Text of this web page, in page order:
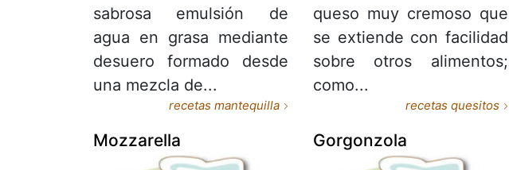
sabrosa emulsión de
agua en grasa mediante
desuero formado desde
una mezcla de...
recetas mantequilla
queso muy cremoso que
se extiende con facilidad
sobre otros alimentos;
como...
recetas quesitos
Mozzarella Gorgonzola